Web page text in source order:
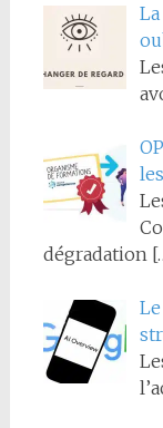
dégradation